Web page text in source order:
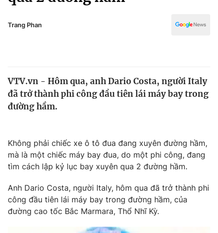
Thế giới
Thế giới đó đây
Câu chuyện quốc tế
Tài chính
Thị trường
Góc doanh nghiệp
Dữ liệu và đời sống
Truyền hình
Phim VTV
Giải trí
Y tế
Trang Phan
VTV.vn - Hôm qua, anh Dario Costa, người Italy
đã trở thành phi công đầu tiên lái máy bay trong
đường hầm.
Không phải chiếc xe ô tô đua đang xuyên đường hầm,
mà là một chiếc máy bay đua, do một phi công, đang
tìm cách lập kỷ lục bay xuyên qua 2 đường hầm.
Anh Dario Costa, người Italy, hôm qua đã trở thành phi
công đầu tiên lái máy bay trong đường hầm, của
đường cao tốc Bắc Marmara, Thổ Nhĩ Kỳ.